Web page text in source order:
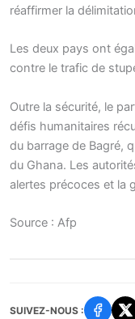
réaffirmer la
Les deux pays ont
contre le trafic de
Outre la sécurité, le
défis humanitaires
du barrage de Bagré,
du Ghana. Les
alertes précoces et la
Source : Afp
SUIVEZ-NOUS :